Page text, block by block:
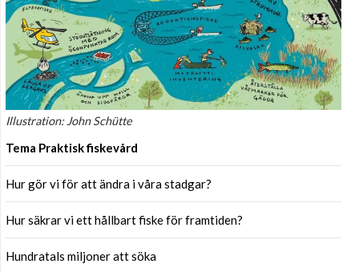
Illustration: John Schütte
Tema Praktisk fiskevård
Hur gör vi för att ändra i våra stadgar?
Hur säkrar vi ett hållbart fiske för framtiden?
Hundratals miljoner att söka